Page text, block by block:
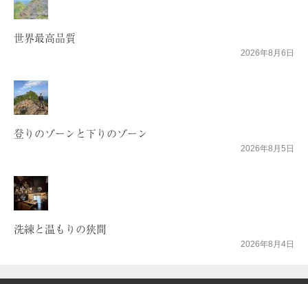
世界最高品質
2026年8月6日
登りのゾーンと下りのゾーン
2026年8月5日
洗練と温もりの狭間
2026年8月4日